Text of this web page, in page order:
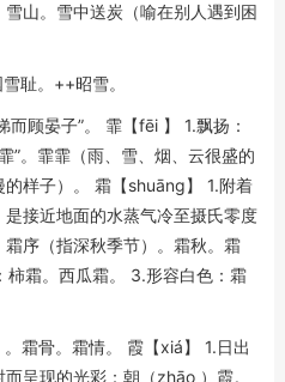
山。雪中送炭（喻在别人遇到困
耻。++昭雪。
顾晏子”。 霏【fēi 】 1.飘扬：
”。霏霏（雨、雪、烟、云很盛的
样子）。 霜【shuāng】 1.附着
接近地面的水蒸气冷至摄氏零度
序（指深秋季节）。霜秋。霜
柿霜。西瓜霜。 3.形容白色：霜
霜骨。霜情。 霞【xiá】 1.日出
呈现的光彩：朝（zhāo ）霞。